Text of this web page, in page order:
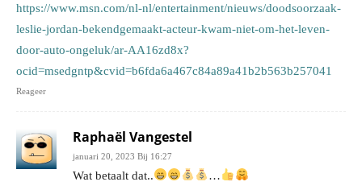
https://www.msn.com/nl-nl/entertainment/nieuws/doodsoorzaak-
leslie-jordan-bekendgemaakt-acteur-kwam-niet-om-het-leven-
door-auto-ongeluk/ar-AA16zd8x?
ocid=msedgntp&cvid=b6fda6a467c84a89a41b2b563b257041
Reageer
Raphaël Vangestel
januari 20, 2023 Bij 16:27
Wat betaalt dat.. …